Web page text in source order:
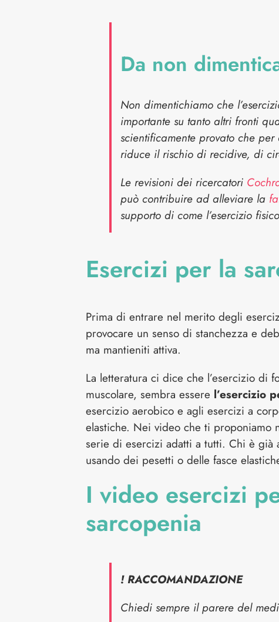
Da non
Non dimentichiamo che
importante su tanto altri fronti
scientificamente provato che
riduce il rischio di recidive, di
Le revisioni dei ricercatori
può contribuire ad alleviare la
supporto di come l’esercizio
Esercizi per la
Prima di entrare nel merito degli
provocare un senso di stanchezza e
ma mantieniti attiva.
La letteratura ci dice che l’esercizio di
muscolare, sembra essere l’esercizio
esercizio aerobico e agli esercizi a
elastiche. Nei video che ti proponiamo
serie di esercizi adatti a tutti. Chi è già
usando dei pesetti o delle fasce
I video esercizi
sarcopenia
! RACCOMANDAZIONE
Chiedi sempre il parere del